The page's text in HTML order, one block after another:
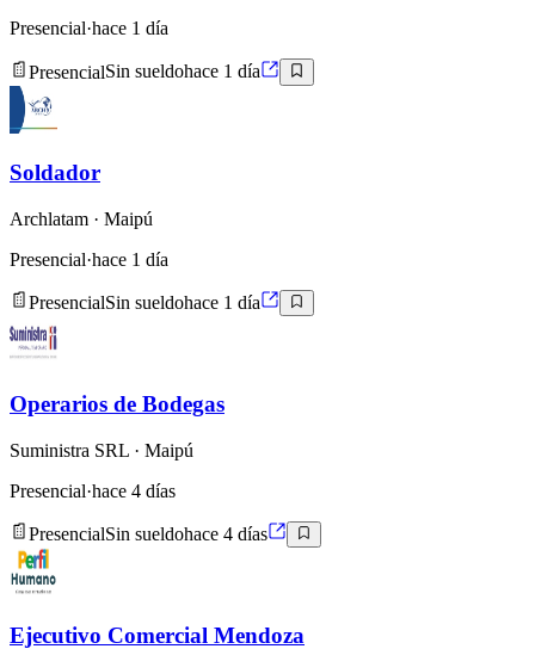
Presencial·hace 1 día
PresencialSin sueldohace 1 día
Soldador
Archlatam · Maipú
Presencial·hace 1 día
PresencialSin sueldohace 1 día
Operarios de Bodegas
Suministra SRL · Maipú
Presencial·hace 4 días
PresencialSin sueldohace 4 días
Ejecutivo Comercial Mendoza